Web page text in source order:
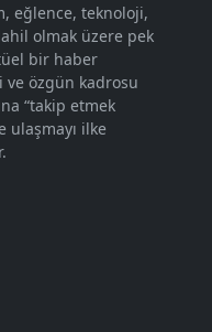
eğlence, teknoloji,
olmak üzere pek
bir haber
ve özgün kadrosu
“takip etmek
ulaşmayı ilke